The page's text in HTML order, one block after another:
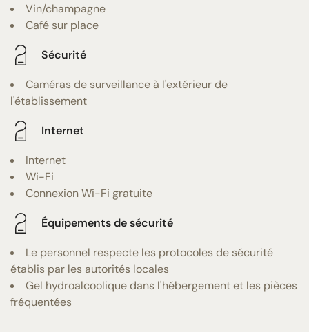
Vin/champagne
Café sur place
Sécurité
Caméras de surveillance à l'extérieur de
l'établissement
Internet
Internet
Wi-Fi
Connexion Wi-Fi gratuite
Équipements de sécurité
Le personnel respecte les protocoles de sécurité
établis par les autorités locales
Gel hydroalcoolique dans l'hébergement et les pièces
fréquentées